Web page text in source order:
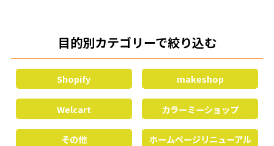
目的別カテゴリーで絞り込む
Shopify makeshop
Welcart カラーミーショップ
その他 ホームページリニューアル